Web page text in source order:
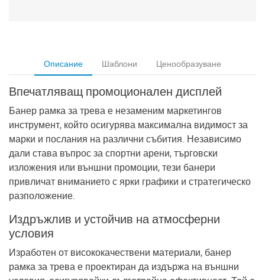
Описание Шаблони Ценообразуване
Впечатляващ промоционален дисплей
Банер рамка за трева е незаменим маркетингов
инструмент, който осигурява максимална видимост за
марки и послания на различни събития. Независимо
дали става въпрос за спортни арени, търговски
изложения или външни промоции, тези банери
привличат вниманието с ярки графики и стратегическо
разположение.
Издръжлив и устойчив на атмосферни
условия
Изработен от висококачествени материали, банер
рамка за трева е проектиран да издържа на външни